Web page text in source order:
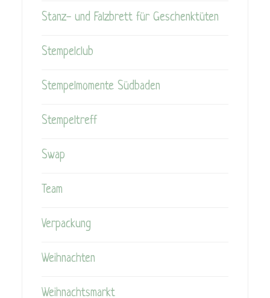
Stanz- und Falzbrett für Geschenktüten
Stempelclub
Stempelmomente Südbaden
Stempeltreff
Swap
Team
Verpackung
Weihnachten
Weihnachtsmarkt